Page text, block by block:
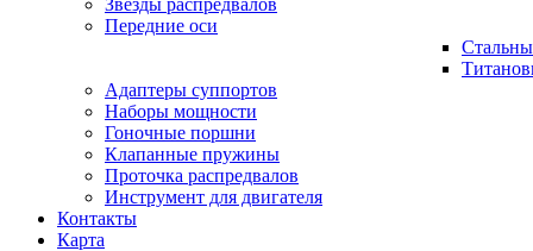
Звезды распредвалов
Передние оси
Адаптеры суппортов
Наборы мощности
Гоночные поршни
Клапанные пружины
Проточка распредвалов
Инструмент для двигателя
Контакты
Карта